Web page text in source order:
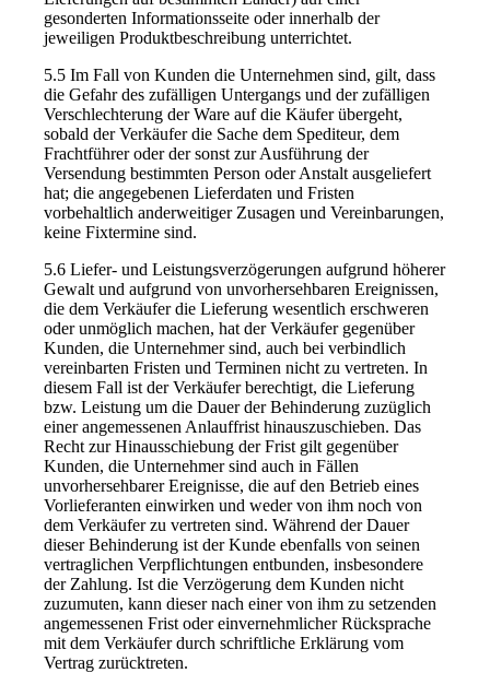
gesonderten Informationsseite oder innerhalb der
jeweiligen Produktbeschreibung unterrichtet.
5.5 Im Fall von Kunden die Unternehmen sind, gilt, dass
die Gefahr des zufälligen Untergangs und der zufälligen
Verschlechterung der Ware auf die Käufer übergeht,
sobald der Verkäufer die Sache dem Spediteur, dem
Frachtführer oder der sonst zur Ausführung der
Versendung bestimmten Person oder Anstalt ausgeliefert
hat; die angegebenen Lieferdaten und Fristen
vorbehaltlich anderweitiger Zusagen und Vereinbarungen,
keine Fixtermine sind.
5.6 Liefer- und Leistungsverzögerungen aufgrund höherer
Gewalt und aufgrund von unvorhersehbaren Ereignissen,
die dem Verkäufer die Lieferung wesentlich erschweren
oder unmöglich machen, hat der Verkäufer gegenüber
Kunden, die Unternehmer sind, auch bei verbindlich
vereinbarten Fristen und Terminen nicht zu vertreten. In
diesem Fall ist der Verkäufer berechtigt, die Lieferung
bzw. Leistung um die Dauer der Behinderung zuzüglich
einer angemessenen Anlauffrist hinauszuschieben. Das
Recht zur Hinausschiebung der Frist gilt gegenüber
Kunden, die Unternehmer sind auch in Fällen
unvorhersehbarer Ereignisse, die auf den Betrieb eines
Vorlieferanten einwirken und weder von ihm noch von
dem Verkäufer zu vertreten sind. Während der Dauer
dieser Behinderung ist der Kunde ebenfalls von seinen
vertraglichen Verpflichtungen entbunden, insbesondere
der Zahlung. Ist die Verzögerung dem Kunden nicht
zuzumuten, kann dieser nach einer von ihm zu setzenden
angemessenen Frist oder einvernehmlicher Rücksprache
mit dem Verkäufer durch schriftliche Erklärung vom
Vertrag zurücktreten.